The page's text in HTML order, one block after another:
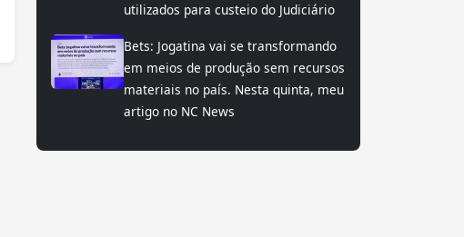
utilizados para custeio do Judiciário
Bets: Jogatina vai se transformando
em meios de produção sem recursos
materiais no país. Nesta quinta, meu
artigo no NC News